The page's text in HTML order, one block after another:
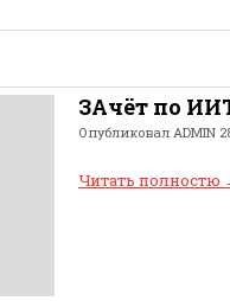
ЗАчёт по
Опубликовал ADMIN
Читать полностю